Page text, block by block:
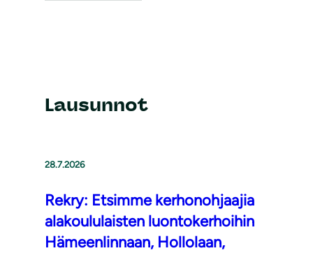
Lausunnot
28.7.2026
Rekry: Etsimme kerhonohjaajia
alakoululaisten luontokerhoihin
Hämeenlinnaan, Hollolaan,